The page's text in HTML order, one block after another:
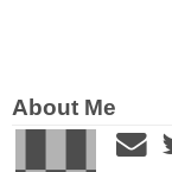
About Me